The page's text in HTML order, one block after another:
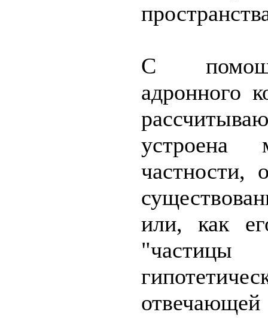
С
адронного
частности,
или, как